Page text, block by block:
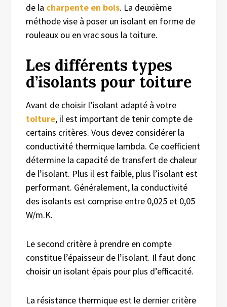
de la charpente en bois. La deuxième
méthode vise à poser un isolant en forme de
rouleaux ou en vrac sous la toiture.
Les différents types
d’isolants pour toiture
Avant de choisir l’isolant adapté à votre
toiture, il est important de tenir compte de
certains critères. Vous devez considérer la
conductivité thermique lambda. Ce coefficient
détermine la capacité de transfert de chaleur
de l’isolant. Plus il est faible, plus l’isolant est
performant. Généralement, la conductivité
des isolants est comprise entre 0,025 et 0,05
W/m.K.
Le second critère à prendre en compte
constitue l’épaisseur de l’isolant. Il faut donc
choisir un isolant épais pour plus d’efficacité.
La résistance thermique est le dernier critère